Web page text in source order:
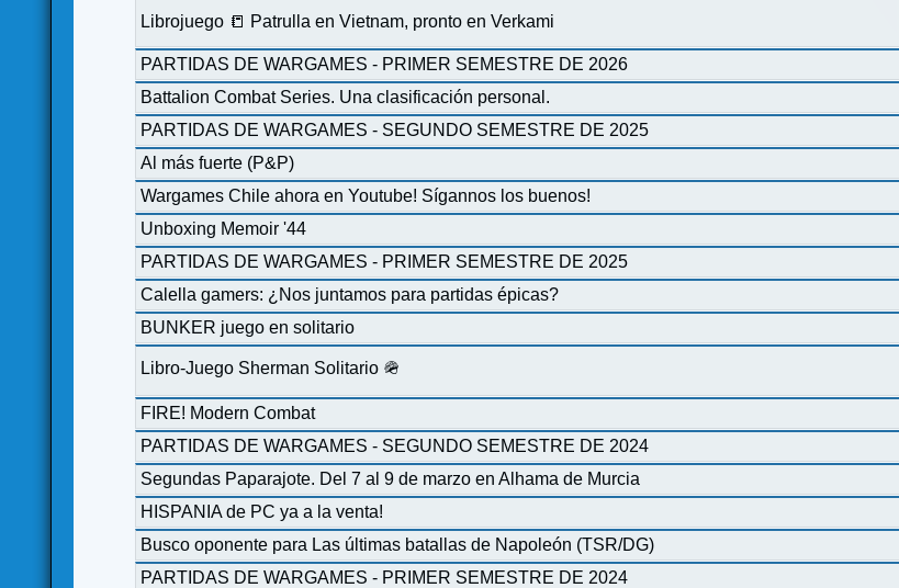
Librojuego 📒 Patrulla en Vietnam, pronto en Verkami
PARTIDAS DE WARGAMES - PRIMER SEMESTRE DE 2026
Battalion Combat Series. Una clasificación personal.
PARTIDAS DE WARGAMES - SEGUNDO SEMESTRE DE 2025
Al más fuerte (P&P)
Wargames Chile ahora en Youtube! Sígannos los buenos!
Unboxing Memoir '44
PARTIDAS DE WARGAMES - PRIMER SEMESTRE DE 2025
Calella gamers: ¿Nos juntamos para partidas épicas?
BUNKER juego en solitario
Libro-Juego Sherman Solitario 🪖
FIRE! Modern Combat
PARTIDAS DE WARGAMES - SEGUNDO SEMESTRE DE 2024
Segundas Paparajote. Del 7 al 9 de marzo en Alhama de Murcia
HISPANIA de PC ya a la venta!
Busco oponente para Las últimas batallas de Napoleón (TSR/DG)
PARTIDAS DE WARGAMES - PRIMER SEMESTRE DE 2024